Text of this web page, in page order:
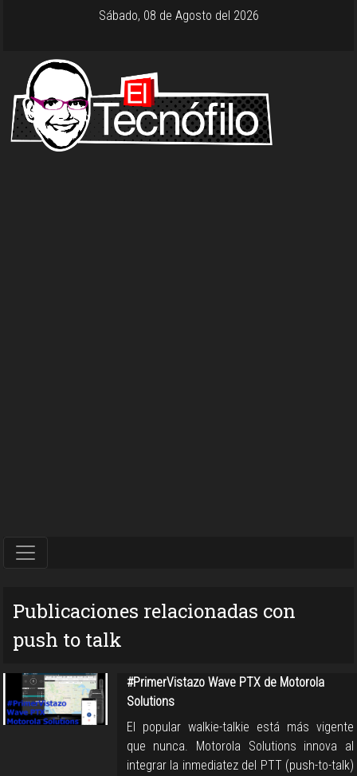
Sábado, 08 de Agosto del 2026
Publicaciones relacionadas con
push to talk
#PrimerVistazo Wave PTX de Motorola
Solutions
El popular walkie-talkie está más vigente
que nunca. Motorola Solutions innova al
integrar la inmediatez del PTT (push-to-talk)